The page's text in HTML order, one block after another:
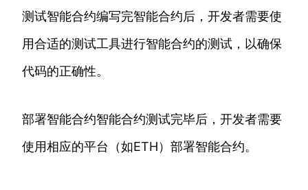
测试智能合约编写完智能合约后，开发者需要使
用合适的测试工具进行智能合约的测试，以确保
代码的正确性。
部署智能合约智能合约测试完毕后，开发者需要
使用相应的平台（如ETH）部署智能合约。